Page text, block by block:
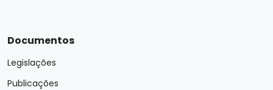
Documentos
Legislações
Publicações